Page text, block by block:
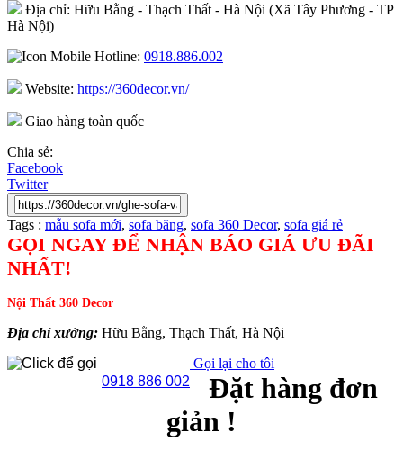
Địa chỉ: Hữu Bằng - Thạch Thất - Hà Nội (Xã Tây Phương - TP
Hà Nội)
Hotline: 0918.886.002
Website: https://360decor.vn/
Giao hàng toàn quốc
Chia sẻ:
Facebook
Twitter
Tags : mẫu sofa mới, sofa băng, sofa 360 Decor, sofa giá rẻ
GỌI NGAY ĐỂ NHẬN BÁO GIÁ ƯU ĐÃI
NHẤT!
Nội Thất 360 Decor
Địa chỉ xưởng: Hữu Bằng, Thạch Thất, Hà Nội
0918 886 002
Gọi lại cho tôi
Đặt hàng đơn
giản !